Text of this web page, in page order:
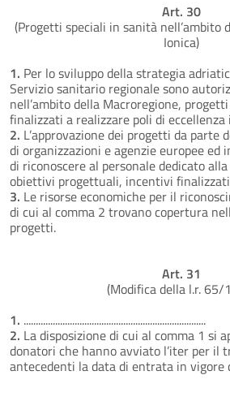
Art. 30
(Progetti speciali in sanità nell’ambito
Ionica)
1. Per lo sviluppo della strategia
Servizio sanitario regionale sono
nell’ambito della Macroregione,
finalizzati a realizzare poli di
2. L’approvazione dei progetti da parte
di organizzazioni e agenzie europee
di riconoscere al personale dedicato
obiettivi progettuali, incentivi
3. Le risorse economiche per il
di cui al comma 2 trovano copertura
progetti.
Art. 31
(Modifica della l.r. 65/
1. ...........................................................................
2. La disposizione di cui al comma 1 si
donatori che hanno avviato l’iter per il
antecedenti la data di entrata in vigore